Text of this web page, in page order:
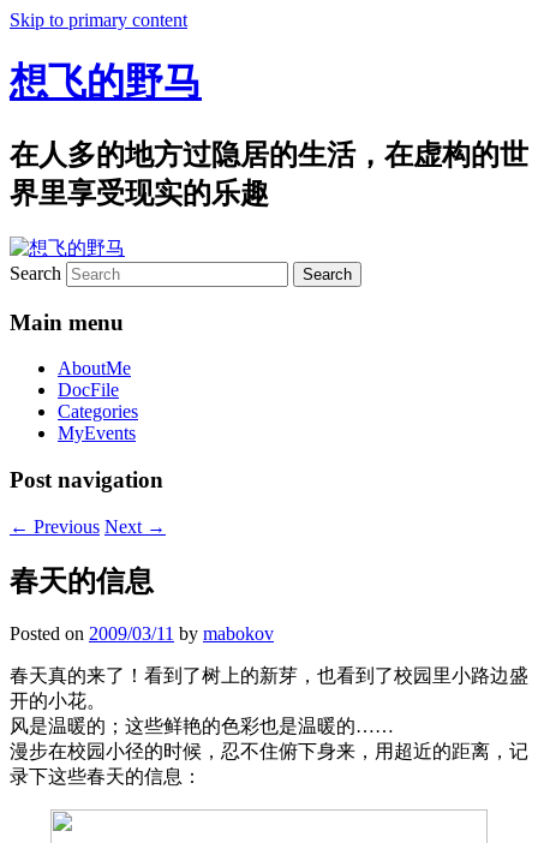
Skip to primary content
想飞的野马
在人多的地方过隐居的生活，在虚构的世
界里享受现实的乐趣
Search
Main menu
AboutMe
DocFile
Categories
MyEvents
Post navigation
← Previous Next →
春天的信息
Posted on 2009/03/11 by mabokov
春天真的来了！看到了树上的新芽，也看到了校园里小路边盛
开的小花。
风是温暖的；这些鲜艳的色彩也是温暖的……
漫步在校园小径的时候，忍不住俯下身来，用超近的距离，记
录下这些春天的信息：